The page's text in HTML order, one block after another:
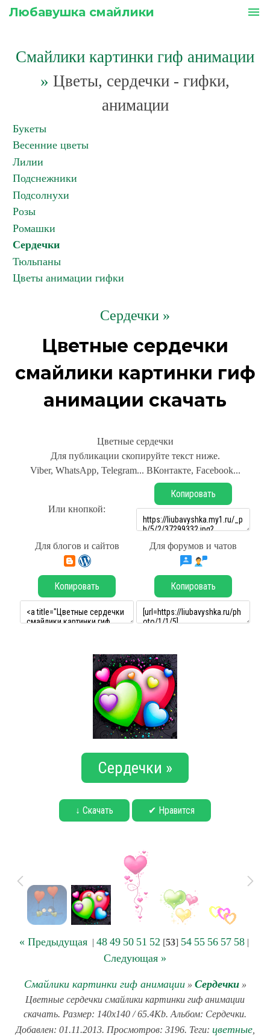
Любавушка смайлики menu
Смайлики картинки гиф анимации
» Цветы, сердечки - гифки,
анимации
Букеты
Весенние цветы
Лилии
Подснежники
Подсолнухи
Розы
Ромашки
Сердечки
Тюльпаны
Цветы анимации гифки
Сердечки »
Цветные сердечки
смайлики картинки гиф
анимации скачать
Цветные сердечки
Для публикации скопируйте текст ниже.
Viber, WhatsApp, Telegram... ВКонтакте, Facebook...
Или кнопкой:
Копировать
Для блогов и сайтов Для форумов и чатов
Копировать Копировать
Сердечки »
↓ Скачать ✔ Нравится
« Предыдущая| 48 49 50 51 52 [53] 54 55 56 57 58|
Следующая »
Смайлики картинки гиф анимации» Сердечки»
Цветные сердечки смайлики картинки гиф анимации
скачать. Размер: 140x140 / 65.4Kb. Альбом: Сердечки.
Добавлен: 01.11.2013. Просмотров: 3196. Теги: цветные,